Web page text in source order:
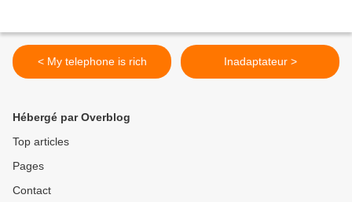
< My telephone is rich Inadaptateur >
Hébergé par Overblog
Top articles
Pages
Contact